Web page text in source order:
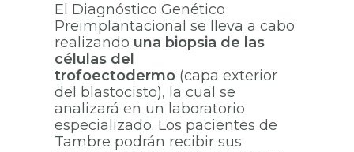
El Diagnóstico Genético
Preimplantacional se lleva a cabo
realizando una biopsia de las
células del
trofoectodermo (capa exterior
del blastocisto), la cual se
analizará en un laboratorio
especializado. Los pacientes de
Tambre podrán recibir sus